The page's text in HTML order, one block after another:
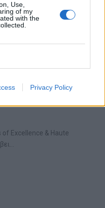
Use,
of my
with the
Privacy Policy
όλα τα
of Excellence & Haute